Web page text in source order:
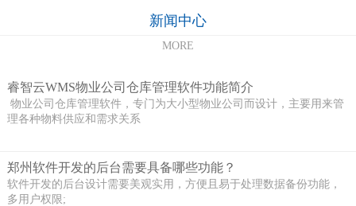
新闻中心
MORE
睿智云WMS物业公司仓库管理软件功能简介
物业公司仓库管理软件，专门为大小型物业公司而设计，主要用来管
理各种物料供应和需求关系
郑州软件开发的后台需要具备哪些功能？
软件开发的后台设计需要美观实用，方便且易于处理数据备份功能，
多用户权限;